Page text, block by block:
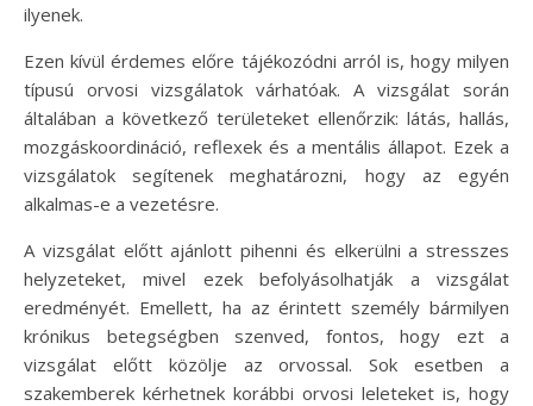
ilyenek.
Ezen kívül érdemes előre tájékozódni arról is, hogy milyen
típusú orvosi vizsgálatok várhatóak. A vizsgálat során
általában a következő területeket ellenőrzik: látás, hallás,
mozgáskoordináció, reflexek és a mentális állapot. Ezek a
vizsgálatok segítenek meghatározni, hogy az egyén
alkalmas-e a vezetésre.
A vizsgálat előtt ajánlott pihenni és elkerülni a stresszes
helyzeteket, mivel ezek befolyásolhatják a vizsgálat
eredményét. Emellett, ha az érintett személy bármilyen
krónikus betegségben szenved, fontos, hogy ezt a
vizsgálat előtt közölje az orvossal. Sok esetben a
szakemberek kérhetnek korábbi orvosi leleteket is, hogy